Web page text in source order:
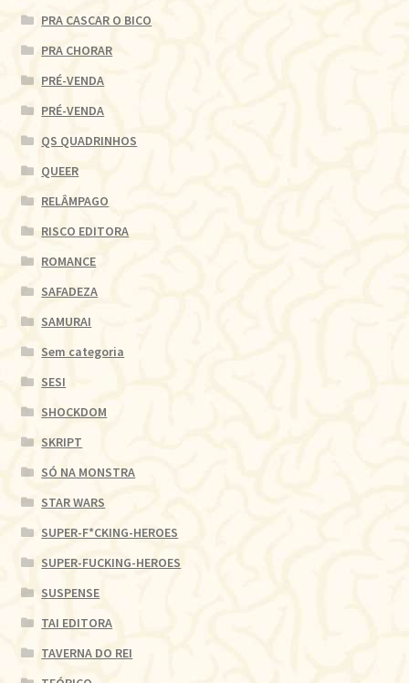
PRA CASCAR O BICO
PRA CHORAR
PRÉ-VENDA
PRÉ-VENDA
QS QUADRINHOS
QUEER
RELÂMPAGO
RISCO EDITORA
ROMANCE
SAFADEZA
SAMURAI
Sem categoria
SESI
SHOCKDOM
SKRIPT
SÓ NA MONSTRA
STAR WARS
SUPER-F*CKING-HEROES
SUPER-FUCKING-HEROES
SUSPENSE
TAI EDITORA
TAVERNA DO REI